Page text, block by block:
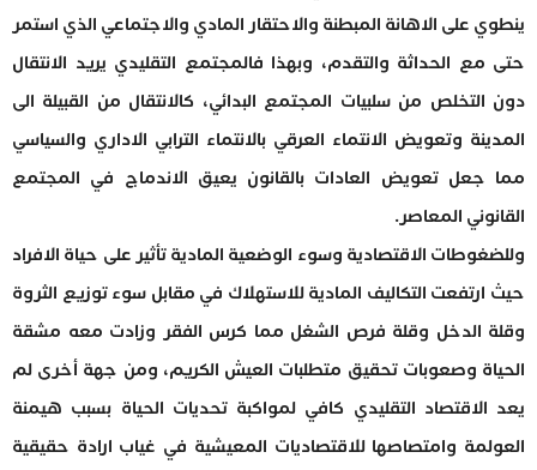
ينطوي على الاهانة المبطنة والاحتقار المادي والاجتماعي الذي استمر
حتى مع الحداثة والتقدم، وبهذا فالمجتمع التقليدي يريد الانتقال
دون التخلص من سلبيات المجتمع البدائي، كالانتقال من القبيلة الى
المدينة وتعويض الانتماء العرقي بالانتماء الترابي الاداري والسياسي
مما جعل تعويض العادات بالقانون يعيق الاندماج في المجتمع
القانوني المعاصر.
وللضغوطات الاقتصادية وسوء الوضعية المادية تأثير على حياة الافراد
حيث ارتفعت التكاليف المادية للاستهلاك في مقابل سوء توزيع الثروة
وقلة الدخل وقلة فرص الشغل مما كرس الفقر وزادت معه مشقة
الحياة وصعوبات تحقيق متطلبات العيش الكريم، ومن جهة أخرى لم
يعد الاقتصاد التقليدي كافي لمواكبة تحديات الحياة بسبب هيمنة
العولمة وامتصاصها للاقتصاديات المعيشية في غياب ارادة حقيقية